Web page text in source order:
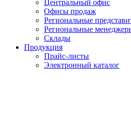
Центральный офис
Офисы продаж
Региональные
Региональные
Склады
Продукция
Прайс-листы
Электронный каталог